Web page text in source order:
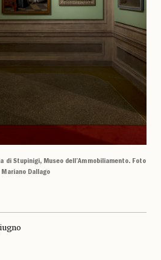
di Stupinigi, Museo dell’Ammobiliamento. Foto
Mariano Dallago